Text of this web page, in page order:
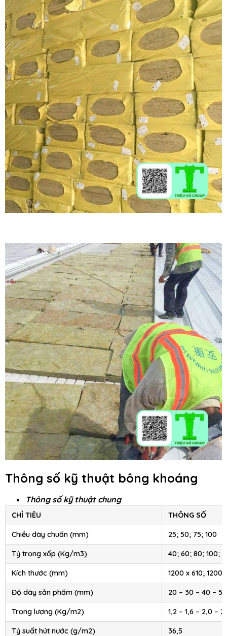
Thông số kỹ thuật bông khoáng
Thông số kỹ thuật chung
CHỈ TIÊU THÔNG SỐ
Chiều dày chuẩn (mm) 25; 50; 75; 100
Tỷ trọng xốp (Kg/m3) 40; 60; 80; 100;
Kích thước (mm) 1200 x 610; 1200
Độ dày sản phẩm (mm) 20 – 30 – 40 – 50
Trọng lượng (Kg/m2) 1,2 – 1,6 – 2,0 –
Tỷ suất hút nước (g/m2) 36,5